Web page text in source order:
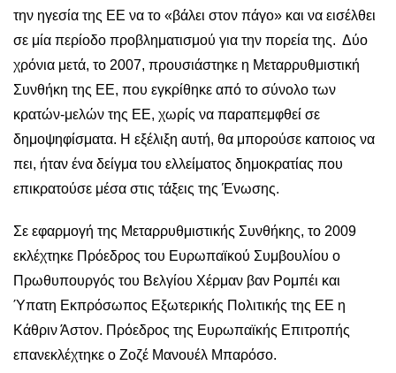
την ηγεσία της ΕΕ να το «βάλει στον πάγο» και να εισέλθει
σε μία περίοδο προβληματισμού για την πορεία της. Δύο
χρόνια μετά, το 2007, προυσιάστηκε η Μεταρρυθμιστική
Συνθήκη της ΕΕ, που εγκρίθηκε από το σύνολο των
κρατών-μελών της ΕΕ, χωρίς να παραπεμφθεί σε
δημοψηφίσματα. Η εξέλιξη αυτή, θα μπορούσε καποιος να
πει, ήταν ένα δείγμα του ελλείματος δημοκρατίας που
επικρατούσε μέσα στις τάξεις της Ένωσης.
Σε εφαρμογή της Μεταρρυθμιστικής Συνθήκης, το 2009
εκλέχτηκε Πρόεδρος του Ευρωπαϊκού Συμβουλίου ο
Πρωθυπουργός του Βελγίου Χέρμαν βαν Ρομπέι και
Ύπατη Εκπρόσωπος Εξωτερικής Πολιτικής της ΕΕ η
Κάθριν Άστον. Πρόεδρος της Ευρωπαϊκής Επιτροπής
επανεκλέχτηκε ο Ζοζέ Μανουέλ Μπαρόσο.